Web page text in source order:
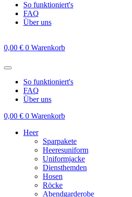
So funktioniert's
FAQ
Über uns
0,00 € 0 Warenkorb
So funktioniert's
FAQ
Über uns
0,00 € 0 Warenkorb
Heer
Sparpakete
Heeresuniform
Uniformjacke
Diensthemden
Hosen
Röcke
Abendgarderobe